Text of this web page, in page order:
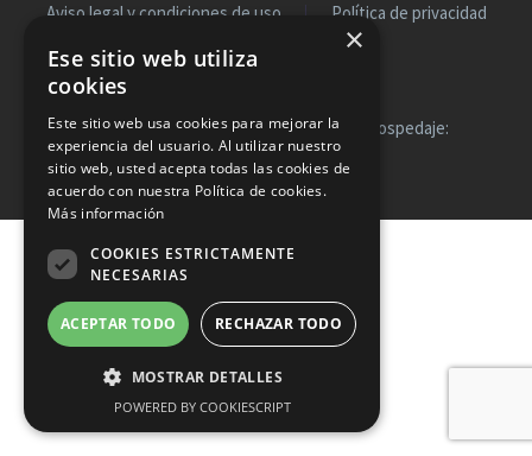
Aviso legal y condiciones de uso
Política de privacidad
2026 © Voluntarios Canarias | Diseño y hospedaje:
Internetísimo.com
×
Ese sitio web utiliza
cookies
Este sitio web usa cookies para mejorar la
experiencia del usuario. Al utilizar nuestro
sitio web, usted acepta todas las cookies de
acuerdo con nuestra Política de cookies.
Más información
COOKIES ESTRICTAMENTE
NECESARIAS
ACEPTAR TODO RECHAZAR TODO
MOSTRAR DETALLES
POWERED BY COOKIESCRIPT